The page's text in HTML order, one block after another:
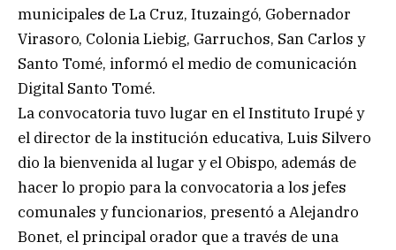
municipales de La Cruz, Ituzaingó, Gobernador
Virasoro, Colonia Liebig, Garruchos, San Carlos y
Santo Tomé, informó el medio de comunicación
Digital Santo Tomé.
La convocatoria tuvo lugar en el Instituto Irupé y
el director de la institución educativa, Luis Silvero
dio la bienvenida al lugar y el Obispo, además de
hacer lo propio para la convocatoria a los jefes
comunales y funcionarios, presentó a Alejandro
Bonet, el principal orador que a través de una